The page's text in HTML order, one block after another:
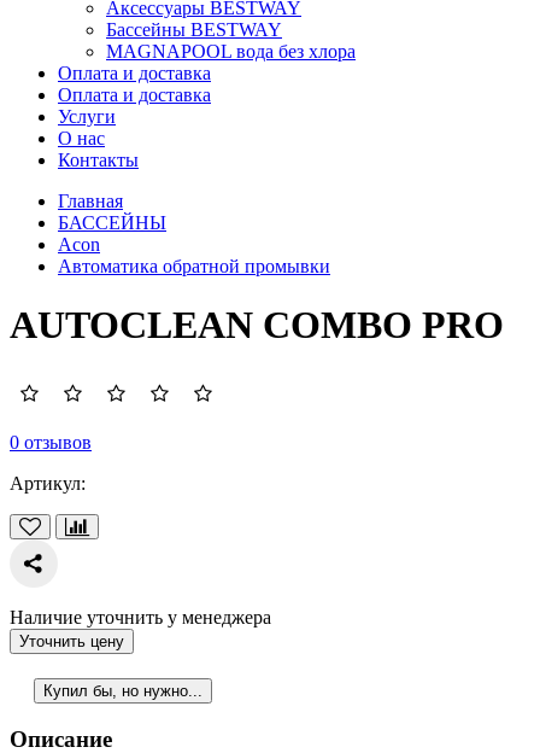
Аксессуары BESTWAY
Бассейны BESTWAY
MAGNAPOOL вода без хлора
Оплата и доставка
Оплата и доставка
Услуги
О нас
Контакты
Главная
БАССЕЙНЫ
Acon
Автоматика обратной промывки
AUTOCLEAN COMBO PRO
0 отзывов
Артикул:
Наличие уточнить у менеджера
Уточнить цену
Купил бы, но нужно...
Описание